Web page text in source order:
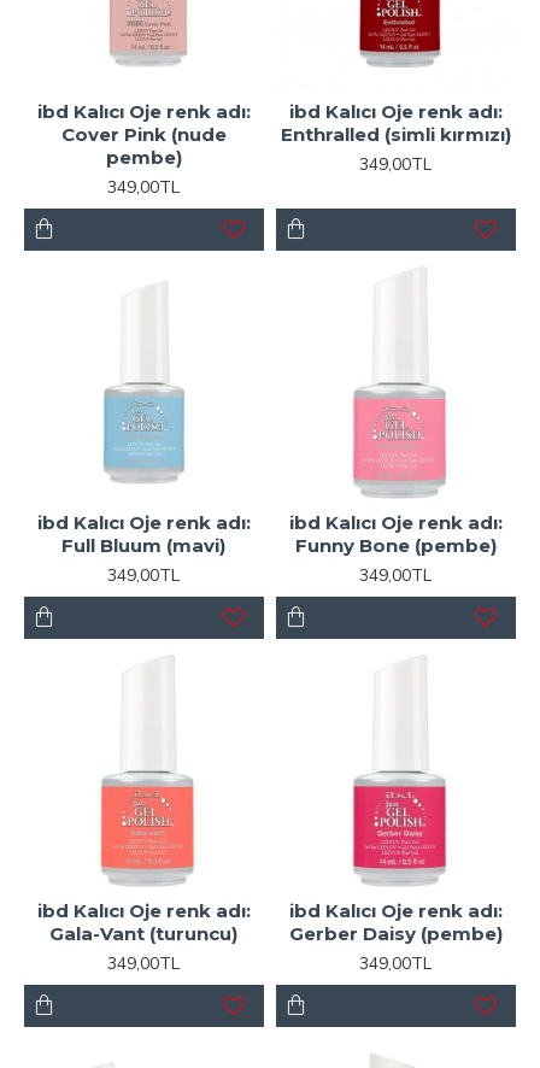
ibd Kalıcı Oje renk adı:
Cover Pink (nude
pembe)
349,00TL
ibd Kalıcı Oje renk adı:
Enthralled (simli kırmızı)
349,00TL
ibd Kalıcı Oje renk adı:
Full Bluum (mavi)
349,00TL
ibd Kalıcı Oje renk adı:
Funny Bone (pembe)
349,00TL
ibd Kalıcı Oje renk adı:
Gala-Vant (turuncu)
349,00TL
ibd Kalıcı Oje renk adı:
Gerber Daisy (pembe)
349,00TL